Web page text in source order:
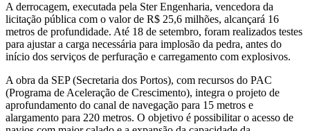
A derrocagem, executada pela Ster Engenharia, vencedora da
licitação pública com o valor de R$ 25,6 milhões, alcançará 16
metros de profundidade. Até 18 de setembro, foram realizados testes
para ajustar a carga necessária para implosão da pedra, antes do
início dos serviços de perfuração e carregamento com explosivos.
A obra da SEP (Secretaria dos Portos), com recursos do PAC
(Programa de Aceleração de Crescimento), integra o projeto de
aprofundamento do canal de navegação para 15 metros e
alargamento para 220 metros. O objetivo é possibilitar o acesso de